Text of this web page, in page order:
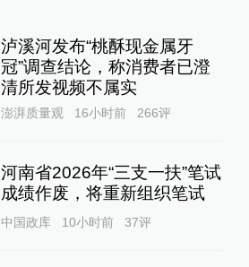
泸溪河发布“桃酥现金属牙
冠”调查结论，称消费者已澄
清所发视频不属实
澎湃质量观 16小时前 266评
河南省2026年“三支一扶”笔试
成绩作废，将重新组织笔试
中国政库 10小时前 37评